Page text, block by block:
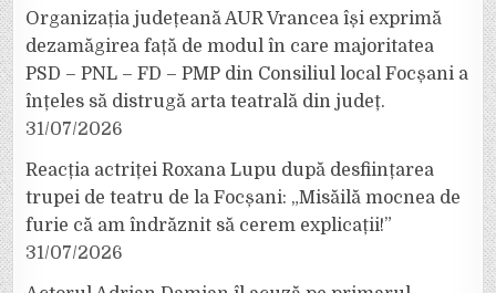
Organizația județeană AUR Vrancea își exprimă
dezamăgirea față de modul în care majoritatea
PSD – PNL – FD – PMP din Consiliul local Focșani a
înțeles să distrugă arta teatrală din județ.
31/07/2026
Reacția actriței Roxana Lupu după desființarea
trupei de teatru de la Focșani: „Misăilă mocnea de
furie că am îndrăznit să cerem explicații!”
31/07/2026